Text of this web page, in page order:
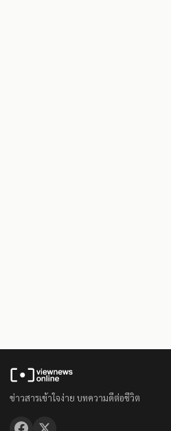
ข่าวสารเข้าใจง่าย บทความดีต่อชีวิต